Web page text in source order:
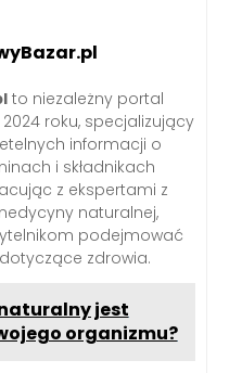
to niezależny portal
roku, specjalizujący
informacji o
i składnikach
z ekspertami z
naturalnej,
podejmować
zdrowia.
jest
organizmu?